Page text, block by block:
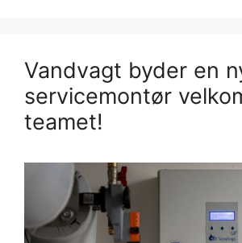
Vandvagt byder en
servicemontør
teamet!